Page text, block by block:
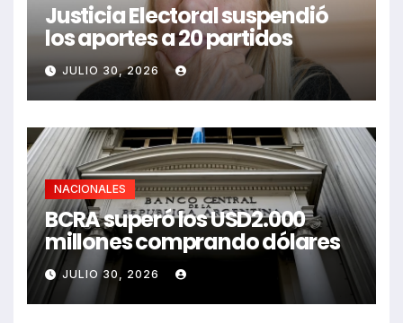
Justicia Electoral suspendió
los aportes a 20 partidos
JULIO 30, 2026
NACIONALES
BCRA superó los USD2.000
millones comprando dólares
JULIO 30, 2026